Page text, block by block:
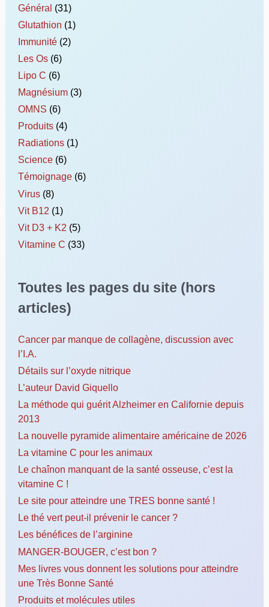
Général (31)
Glutathion (1)
Immunité (2)
Les Os (6)
Lipo C (6)
Magnésium (3)
OMNS (6)
Produits (4)
Radiations (1)
Science (6)
Témoignage (6)
Virus (8)
Vit B12 (1)
Vit D3 + K2 (5)
Vitamine C (33)
Toutes les pages du site (hors
articles)
Cancer par manque de collagène, discussion avec
l’I.A.
Détails sur l’oxyde nitrique
L’auteur David Giquello
La méthode qui guérit Alzheimer en Californie depuis
2013
La nouvelle pyramide alimentaire américaine de 2026
La vitamine C pour les animaux
Le chaînon manquant de la santé osseuse, c’est la
vitamine C !
Le site pour atteindre une TRES bonne santé !
Le thé vert peut-il prévenir le cancer ?
Les bénéfices de l’arginine
MANGER-BOUGER, c’est bon ?
Mes livres vous donnent les solutions pour atteindre
une Très Bonne Santé
Produits et molécules utiles